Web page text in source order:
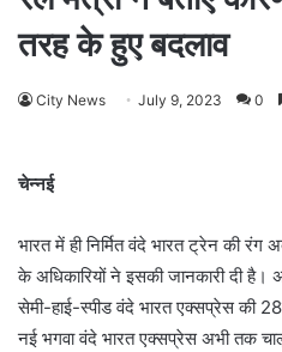
तरह के हुए बदलाव
City News July 9, 2023 0
चेन्नई
भारत में ही निर्मित वंदे भारत ट्रेन की
के अधिकारियों ने इसकी जानकारी दी है।
सेमी-हाई-स्पीड वंदे भारत एक्सप्रेस की
नई भगवा वंदे भारत एक्सप्रेस अभी तक